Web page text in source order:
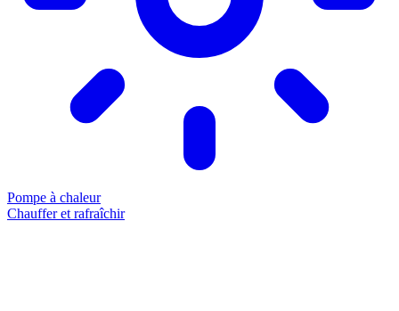
Pompe à chaleur
Chauffer et rafraîchir